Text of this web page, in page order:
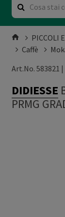
PICCOLI
Caffè
Art.No. 583821 |
DIDIESSE
PRMG